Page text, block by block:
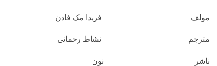
مولف فریدا مک فادن
مترجم نشاط رحمانی
ناشر نون